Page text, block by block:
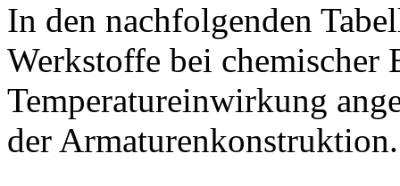
In den nachfolgenden
Werkstoffe bei chemischer
Temperatureinwirkung
der Armaturenkonstruktion.